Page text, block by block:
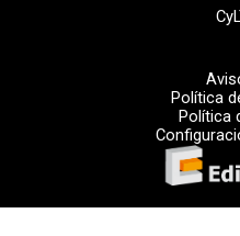
Política
Política